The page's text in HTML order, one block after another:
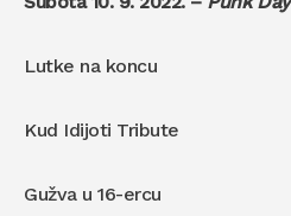
Lutke na koncu
Kud Idijoti Tribute
Gužva u 16-ercu